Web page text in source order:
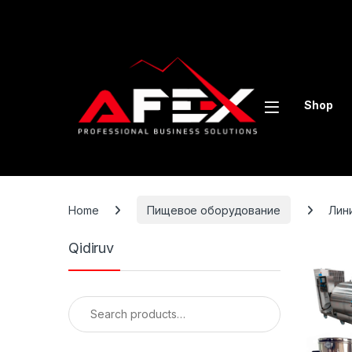
Shop
Home Пищевое оборудование
Qidiruv
Search for: